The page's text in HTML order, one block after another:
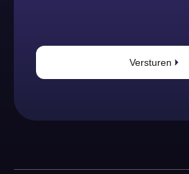
Versturen